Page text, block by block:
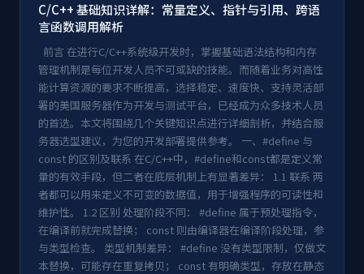
C/C++ 基础知识详解：常量定义、指针与引用、跨语
言函数调用解析
前言 在进行C/C++系统级开发时，掌握基础语法结构和内存
管理机制是每位开发人员不可或缺的技能。而随着业务对高性
能计算资源的要求不断提高，选择稳定、速度快、支持灵活部
署的美国服务器作为开发与测试平台，已经成为众多技术人员
的首选。本文将围绕几个关键知识点进行详细剖析，并结合服
务器选型建议，为您的开发部署提供参考。 一、#define 与
const 的区别及联系 在C/C++中，#define和const都是定义常
量的有效手段，但二者在底层机制上有显著差异： 1.1 联系 两
者都可以用来定义不可变的数据值，用于增强程序的可读性和
维护性。 1.2 区别 处理阶段不同： #define 属于预处理指令，
在编译前就完成替换； const 则由编译器在编译阶段处理，参
与类型检查。 类型机制差异： #define 没有类型限制，仅做文
本替换，可能存在重复拷贝； const 有明确类型，存放在静态